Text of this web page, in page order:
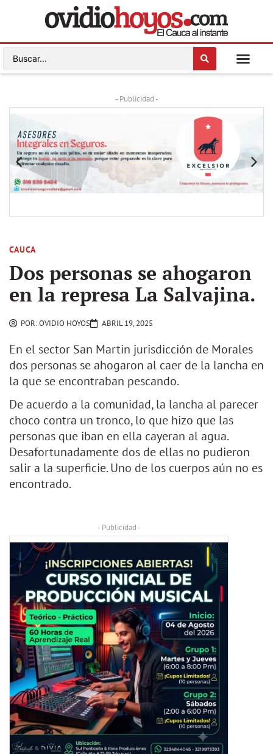
- Publicidad -
CAUCA
Dos personas se ahogaron
en la represa La Salvajina.
POR:OVIDIO HOYOS ABRIL 19, 2025
En el sector San Martin jurisdicción de Morales
dos personas se ahogaron al caer de la lancha en
la que se encontraban pescando.
De acuerdo a la comunidad, la lancha al parecer
choco contra un tronco, lo que hizo que las
personas que iban en ella cayeran al agua.
Desafortunadamente dos de ellas no pudieron
salir a la superficie. Uno de los cuerpos aún no es
encontrado.
- Publicidad -